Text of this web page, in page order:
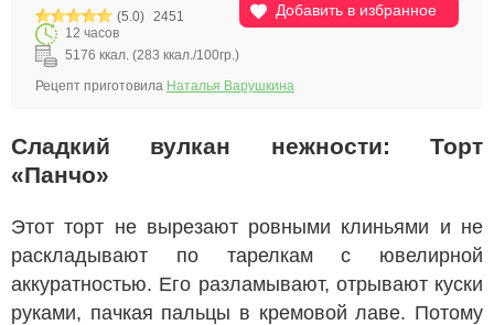
Добавить в избранное
(5.0) 2451
12 часов
5176 ккал. (283 ккал./100гр.)
Рецепт приготовила Наталья Варушкина
Сладкий вулкан нежности: Торт
«Панчо»
Этот торт не вырезают ровными клиньями и не
раскладывают по тарелкам с ювелирной
аккуратностью. Его разламывают, отрывают куски
руками, пачкая пальцы в кремовой лаве. Потому